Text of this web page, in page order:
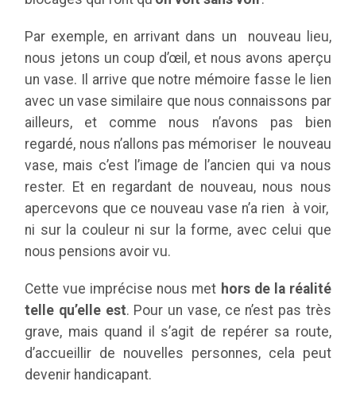
Par exemple, en arrivant dans un nouveau lieu,
nous jetons un coup d’œil, et nous avons aperçu
un vase. Il arrive que notre mémoire fasse le lien
avec un vase similaire que nous connaissons par
ailleurs, et comme nous n’avons pas bien
regardé, nous n’allons pas mémoriser le nouveau
vase, mais c’est l’image de l’ancien qui va nous
rester. Et en regardant de nouveau, nous nous
apercevons que ce nouveau vase n’a rien à voir,
ni sur la couleur ni sur la forme, avec celui que
nous pensions avoir vu.
Cette vue imprécise nous met hors de la réalité
telle qu’elle est. Pour un vase, ce n’est pas très
grave, mais quand il s’agit de repérer sa route,
d’accueillir de nouvelles personnes, cela peut
devenir handicapant.